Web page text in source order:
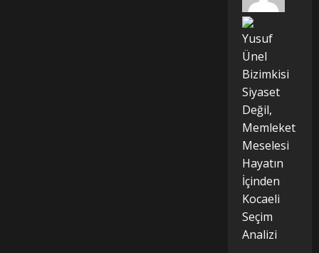
Yusuf
Ünel
Bizimkisi
Siyaset
Değil,
Memleket
Meselesi
Hayatın
İçinden
Kocaeli
Seçim
Analizi